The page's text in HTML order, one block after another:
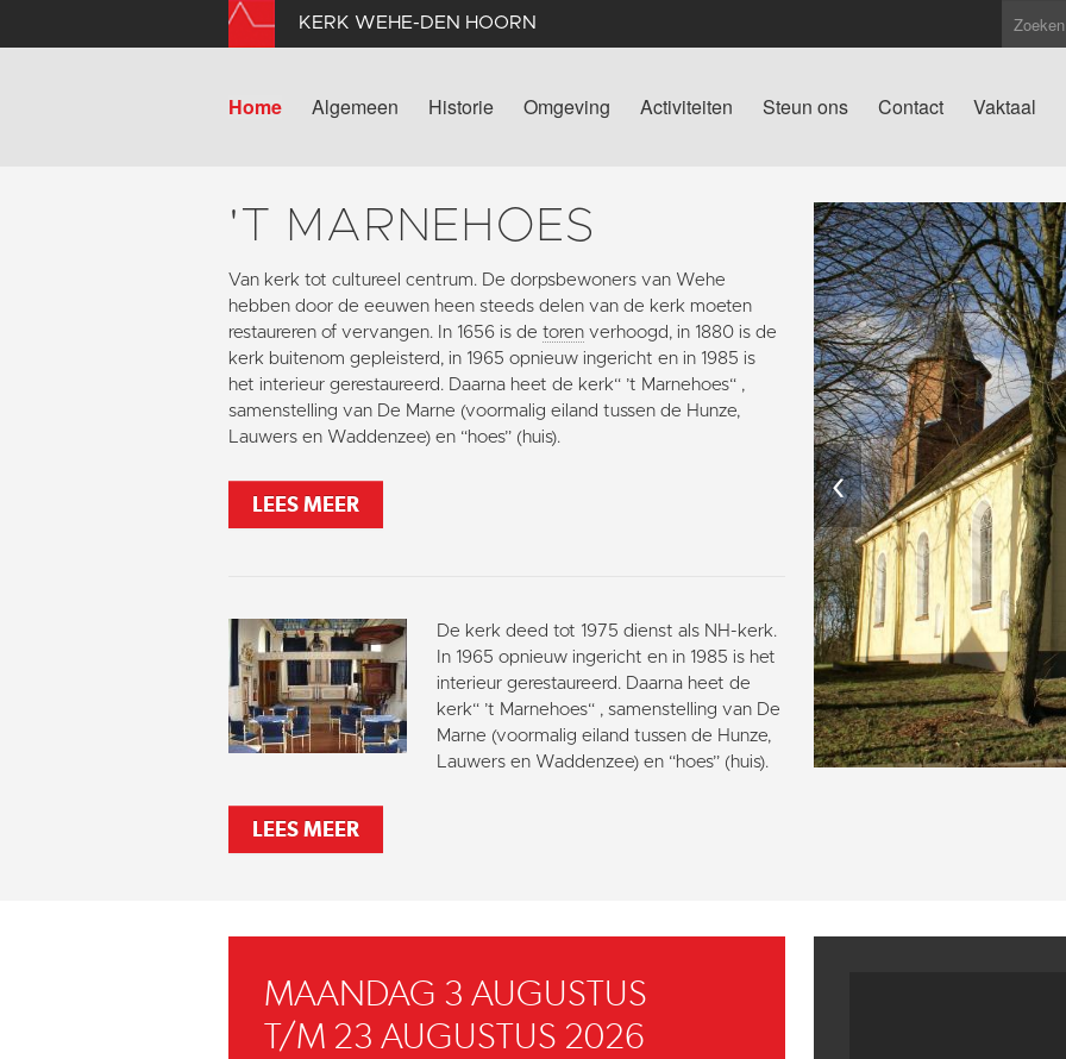
KERK WEHE-DEN HOORN
Home Algemeen Historie Omgeving Activiteiten Steun ons Contact Vaktaal
'T MARNEHOES
Van kerk tot cultureel centrum. De dorpsbewoners van Wehe
hebben door de eeuwen heen steeds delen van de kerk moeten
restaureren of vervangen. In 1656 is de toren verhoogd, in 1880 is de
kerk buitenom gepleisterd, in 1965 opnieuw ingericht en in 1985 is
het interieur gerestaureerd. Daarna heet de kerk“ ’t Marnehoes“ ,
samenstelling van De Marne (voormalig eiland tussen de Hunze,
Lauwers en Waddenzee) en “hoes” (huis).
LEES MEER
De kerk deed tot 1975 dienst als NH-kerk.
In 1965 opnieuw ingericht en in 1985 is het
interieur gerestaureerd. Daarna heet de
kerk“ ’t Marnehoes“ , samenstelling van De
Marne (voormalig eiland tussen de Hunze,
Lauwers en Waddenzee) en “hoes” (huis).
LEES MEER
‹
MAANDAG 3 AUGUSTUS
T/M 23 AUGUSTUS 2026